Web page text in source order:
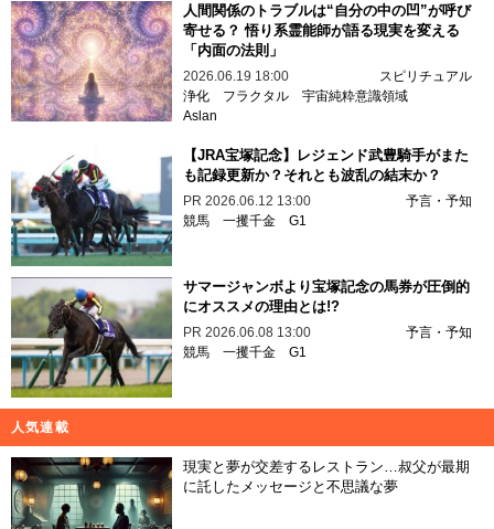
人間関係のトラブルは“自分の中の凹”が呼び
寄せる？ 悟り系霊能師が語る現実を変える
「内面の法則」
2026.06.19 18:00
スピリチュアル
浄化
フラクタル 宇宙純粋意識領域
Aslan
【JRA宝塚記念】レジェンド武豊騎手がまた
も記録更新か？それとも波乱の結末か？
PR 2026.06.12 13:00
予言・予知
競馬 一攫千金 G1
サマージャンボより宝塚記念の馬券が圧倒的
にオススメの理由とは!?
PR 2026.06.08 13:00
予言・予知
競馬 一攫千金 G1
人気連載
現実と夢が交差するレストラン…叔父が最期
に託したメッセージと不思議な夢